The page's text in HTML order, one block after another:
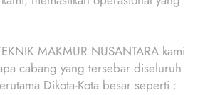
MAKMUR NUSANTARA kami
cabang yang tersebar diseluruh
Dikota-Kota besar seperti :